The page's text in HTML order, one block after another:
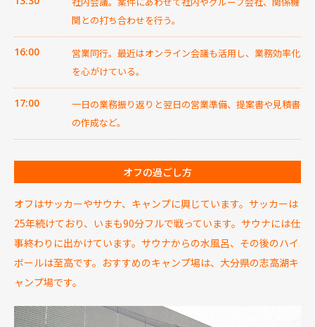
関との打ち合わせを行う。
16:00
営業同行。最近はオンライン会議も活用し、業務効率化
を心がけている。
17:00
一日の業務振り返りと翌日の営業準備、提案書や見積書
の作成など。
オフの過ごし方
オフはサッカーやサウナ、キャンプに興じています。サッカーは
25年続けており、いまも90分フルで戦っています。サウナには仕
事終わりに出かけています。サウナからの水風呂、その後のハイ
ボールは至高です。おすすめのキャンプ場は、大分県の志高湖キ
ャンプ場です。